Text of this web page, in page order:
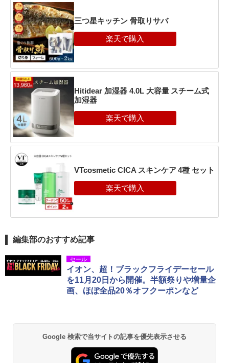
三つ星キッチン 骨取りサバ
Hitidear 加湿器 4.0L 大容量 スチーム式
加湿器
VTcosmetic CICA スキンケア 4種 セット
編集部のおすすめ記事
セール
イオン、超！ブラックフライデーセール
を11月20日から開催。半額祭りや増量企
画、ほぼ全品20％オフクーポンなど
Google 検索で当サイトの記事を優先表示させる